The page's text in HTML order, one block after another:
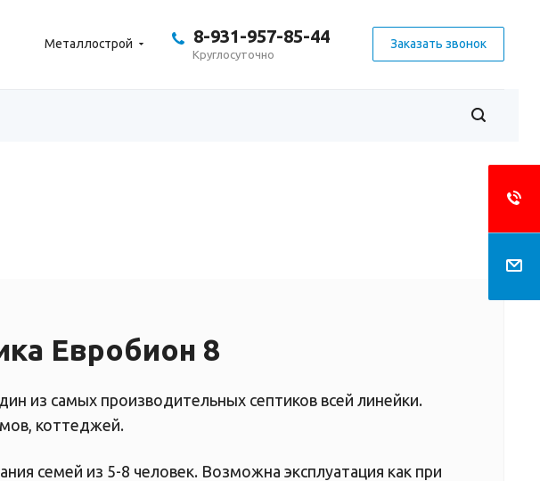
Металлострой 8-931-957-85-44
Круглосуточно
Заказать звонок
Евробион 8
из самых производительных септиков всей линейки.
коттеджей.
семей из 5-8 человек. Возможна эксплуатация как при